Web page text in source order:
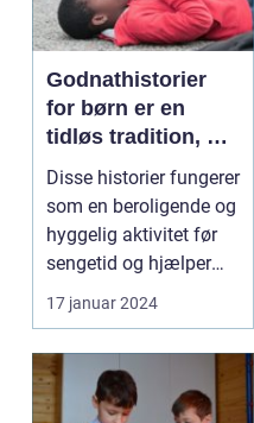
Godnathistorier
for børn er en
tidløs tradition, der
er elsket af både
børn og forældre
over hele verden
Disse historier fungerer
som en beroligende og
hyggelig aktivitet før
sengetid og hjælper
børn med a...
17 januar 2024